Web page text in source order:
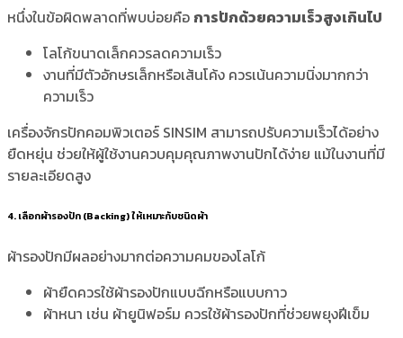
หนึ่งในข้อผิดพลาดที่พบบ่อยคือ การปักด้วยความเร็วสูงเกินไป
โลโก้ขนาดเล็กควรลดความเร็ว
งานที่มีตัวอักษรเล็กหรือเส้นโค้ง ควรเน้นความนิ่งมากกว่า
ความเร็ว
เครื่องจักรปักคอมพิวเตอร์ SINSIM สามารถปรับความเร็วได้อย่าง
ยืดหยุ่น ช่วยให้ผู้ใช้งานควบคุมคุณภาพงานปักได้ง่าย แม้ในงานที่มี
รายละเอียดสูง
4. เลือกผ้ารองปัก (Backing) ให้เหมาะกับชนิดผ้า
ผ้ารองปักมีผลอย่างมากต่อความคมของโลโก้
ผ้ายืดควรใช้ผ้ารองปักแบบฉีกหรือแบบกาว
ผ้าหนา เช่น ผ้ายูนิฟอร์ม ควรใช้ผ้ารองปักที่ช่วยพยุงฝีเข็ม